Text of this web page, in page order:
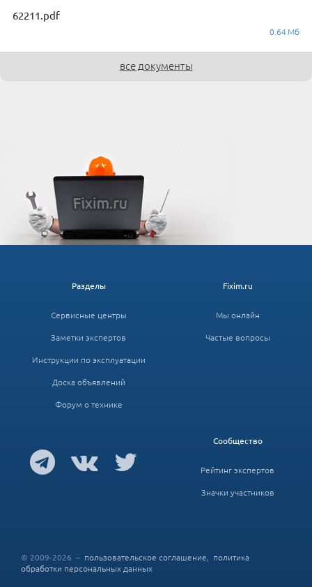
62211.pdf
0.64 Мб
все документы
Fixim.ru
Мы онлайн
Частые вопросы
Разделы
Сервисные центры
Заметки экспертов
Инструкции по эксплуатации
Доска объявлений
Форум о технике
Сообщество
Рейтинг экспертов
Значки участников
© 2009-2026 – пользовательское соглашение, политика
обработки персональных данных